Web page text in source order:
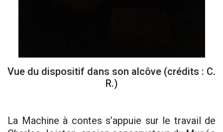
Vue du dispositif dans son alcôve (crédits : C.
R.)
La Machine à contes s’appuie sur le travail de